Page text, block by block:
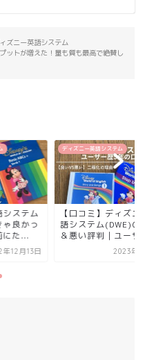
ズニー英語システム
ットが増えた！量も質も最高で絶賛し
システム
良かっ
にた...
12月13日
ディズニー英語システム
【口コミ】ディズニ
語システム(DWE)の
＆悪い評判｜ユーザ
2023年3